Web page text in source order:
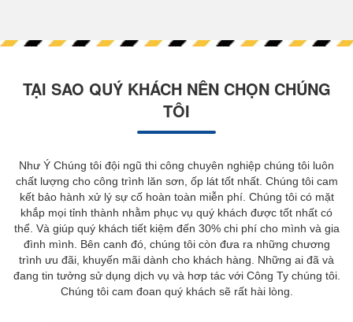
TẠI SAO QUÝ KHÁCH NÊN CHỌN CHÚNG
TÔI
Như Ý Chúng tôi đội ngũ thi công chuyên nghiệp chúng tôi luôn
chất lượng cho công trình lăn sơn, ốp lát tốt nhất. Chúng tôi cam
kết bảo hành xử lý sự cố hoàn toàn miễn phí. Chúng tôi có mặt
khắp mọi tỉnh thành nhằm phục vụ quý khách được tốt nhất có
thể. Và giúp quý khách tiết kiệm đến 30% chi phí cho mình và gia
đình mình. Bên canh đó, chúng tôi còn đưa ra những chương
trình ưu đãi, khuyến mãi dành cho khách hàng. Những ai đã và
đang tin tưởng sử dụng dịch vụ và hơp tác với Công Ty chúng tôi.
Chúng tôi cam đoan quý khách sẽ rất hài lòng.